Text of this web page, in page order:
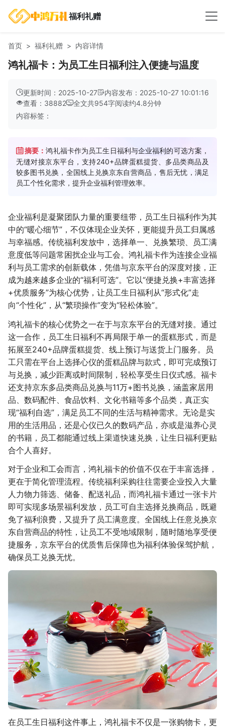
福利礼赠
首页 福利礼赠 内容详情
鸿礼福卡：为员工生日福利注入便捷与温度
更新时间：2025-10-27
内容发布：2025-10-27 10:01:16
查看：38882
全文共954字阅读约4.8分钟
内容标签：
摘要：鸿礼福卡作为员工生日福利与企业福利的可选方案，
无缝对接京东平台，支持240+品牌蛋糕提货、多品类商品及
较多图书兑换，全国线上兑换京东自营商品，售后无忧，满足
员工个性化需求，提升企业福利管理效率。
企业福利是凝聚团队力量的重要纽带，员工生日福利作为其
中的“暖心细节”，不仅体现企业关怀，更能提升员工归属感
与幸福感。传统福利发放中，选择单一、兑换繁琐、员工满
意度低等问题常困扰企业与工会。鸿礼福卡作为连接企业福
利与员工需求的创新载体，凭借与京东平台的深度对接，正
成为越来越多企业的“福利可选”。它以“便捷兑换+丰富选择
+优质服务”为核心优势，让员工生日福利从“形式化”走
向“个性化”，从“繁琐操作”变为“轻松体验”。
鸿礼福卡的核心优势之一在于与京东平台的无缝对接。通过
这一合作，员工生日福利不再局限于单一的蛋糕形式，而是
拓展至240+品牌蛋糕提货、线上预订与送货上门服务。员
工只需在平台上选择心仪的蛋糕品牌与款式，即可完成预订
与兑换，减少距离或时间限制，轻松享受生日仪式感。福卡
还支持京东多品类商品兑换与11万+图书兑换，涵盖家居用
品、数码配件、食品饮料、文化书籍等多个品类，真正实
现“福利自选”，满足员工不同的生活与精神需求。无论是实
用的生活用品，还是心仪已久的数码产品，亦或是滋养心灵
的书籍，员工都能通过线上渠道快速兑换，让生日福利更贴
合个人喜好。
对于企业和工会而言，鸿礼福卡的价值不仅在于丰富选择，
更在于简化管理流程。传统福利采购往往需要企业投入大量
人力物力筛选、储备、配送礼品，而鸿礼福卡通过一张卡片
即可实现多场景福利发放，员工可自主选择兑换商品，既避
免了福利浪费，又提升了员工满意度。全国线上任意兑换京
东自营商品的特性，让员工不受地域限制，随时随地享受便
捷服务，京东平台的优质售后保障也为福利体验保驾护航，
确保员工兑换无忧。
在员工生日福利这件事上，鸿礼福卡不仅是一张购物卡，更